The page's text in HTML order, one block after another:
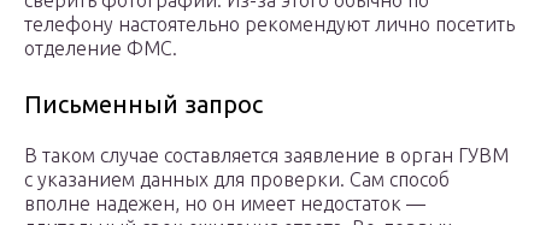
телефону настоятельно рекомендуют лично посетить
отделение ФМС.
Письменный запрос
В таком случае составляется заявление в орган ГУВМ
с указанием данных для проверки. Сам способ
вполне надежен, но он имеет недостаток —